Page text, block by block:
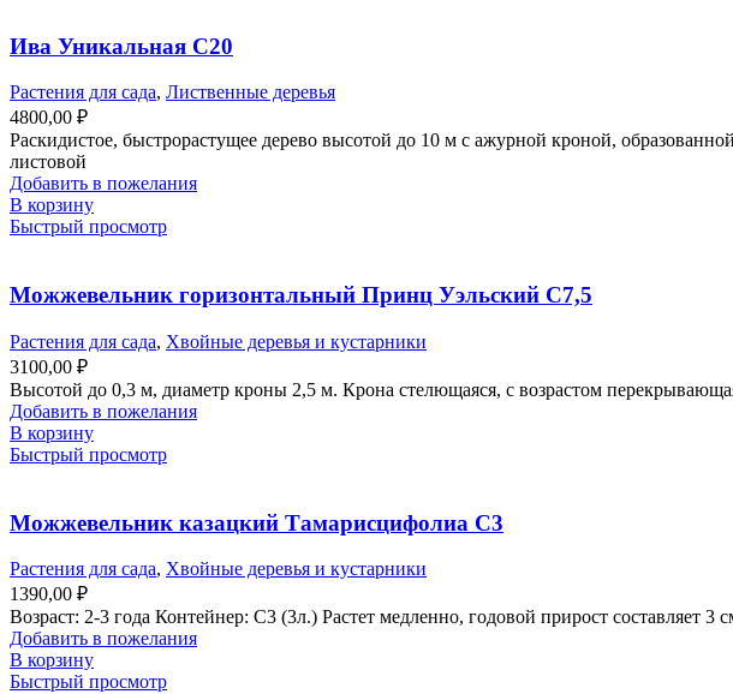
Ива Уникальная С20
Растения для сада, Лиственные деревья
4800,00 ₽
Раскидистое, быстрорастущее дерево высотой до 10 м с ажурной кроной,
листовой
Добавить в пожелания
В корзину
Быстрый просмотр
Можжевельник горизонтальный Принц Уэльский С7,5
Растения для сада, Хвойные деревья и кустарники
3100,00 ₽
Высотой до 0,3 м, диаметр кроны 2,5 м. Крона стелющаяся, с возрастом
Добавить в пожелания
В корзину
Быстрый просмотр
Можжевельник казацкий Тамарисцифолиа С3
Растения для сада, Хвойные деревья и кустарники
1390,00 ₽
Возраст: 2-3 года Контейнер: С3 (3л.) Растет медленно, годовой прирост составляет
Добавить в пожелания
В корзину
Быстрый просмотр